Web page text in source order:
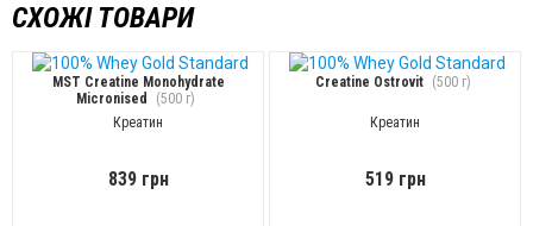
СХОЖІ ТОВАРИ
MST Creatine Monohydrate
Micronised
(500 г)
Креатин
839 грн
Creatine Ostrovit (500 г)
Креатин
519 грн